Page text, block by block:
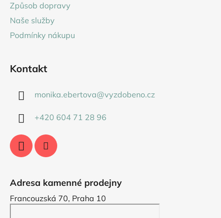
Způsob dopravy
Naše služby
Podmínky nákupu
Kontakt
monika.ebertova@vyzdobeno.cz
+420 604 71 28 96
Adresa kamenné prodejny
Francouzská 70, Praha 10